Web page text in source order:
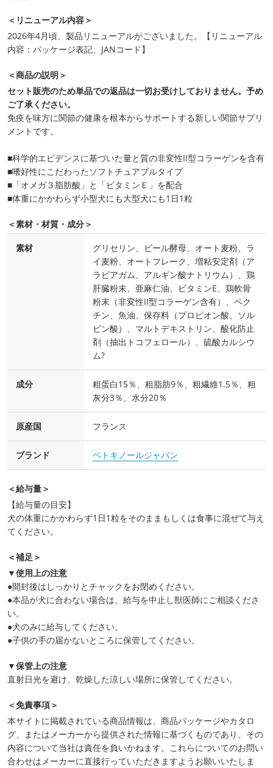
＜リニューアル内容＞
2026年4月頃、製品リニューアルがございました。【リニューアル
内容：パッケージ表記、JANコード】
＜商品の説明＞
セット販売のため単品での返品は一切お受けしておりません。予め
ご了承ください。
免疫を味方に関節の健康を根本からサポートする新しい関節サプリ
メントです。
■科学的エビデンスに基づいた量と質の非変性II型コラーゲンを含有
■嗜好性にこだわったソフトチュアブルタイプ
■「オメガ３脂肪酸」と「ビタミンＥ」を配合
■体重にかかわらず小型犬にも大型犬にも1日1粒
＜素材・材質・成分＞
素材
グリセリン、ビール酵母、オート麦粉、ラ
イ麦粉、オートフレーク、増粘安定剤（ア
ラビアガム、アルギン酸ナトリウム）、鶏
肝臓粉末、亜麻仁油、ビタミンE、鶏軟骨
粉末（非変性II型コラーゲン含有）、ペク
チン、魚油、保存料（プロピオン酸、ソル
ビン酸）、マルトデキストリン、酸化防止
剤（抽出トコフェロール）、硫酸カルシウ
ム?
成分
粗蛋白15％、粗脂肪9％、粗繊維1.5％、粗
灰分3％、水分20％
原産国 フランス
ブランド ベトキノールジャパン
＜給与量＞
【給与量の目安】
犬の体重にかかわらず1日1粒をそのままもしくは食事に混ぜて与え
てください。
＜補足＞
▼使用上の注意
●開封後はしっかりとチャックをお閉めください。
●本品が犬に合わない場合は、給与を中止し獣医師にご相談くださ
い。
●犬のみに給与してください。
●子供の手の届かないところに保管してください。
▼保管上の注意
直射日光を避け、乾燥した涼しい場所に保管してください。
＜免責事項＞
本サイトに掲載されている商品情報は、商品パッケージやカタロ
グ、またはメーカーから提供された情報に基づくものであり、その
内容について当社は責任を負いかねます。これらについてのお問い
合わせはメーカーに直接行っていただきますようお願いいたしま